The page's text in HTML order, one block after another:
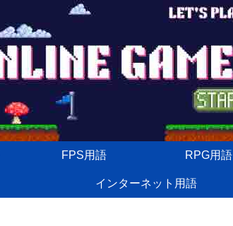
FPS用語 RPG用語
インターネット用語